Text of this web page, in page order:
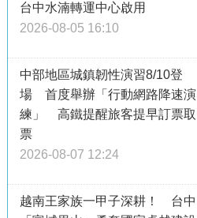
台中水湳轉運中心啟用
2026-08-05 16:10
中部地區城鎮韌性演習8/10登
場 首度舉辦「行動網路降速演
練」 高鐵提醒旅客提早訂票取
票
2026-08-07 12:24
越南王家族一甲子深耕！ 台中